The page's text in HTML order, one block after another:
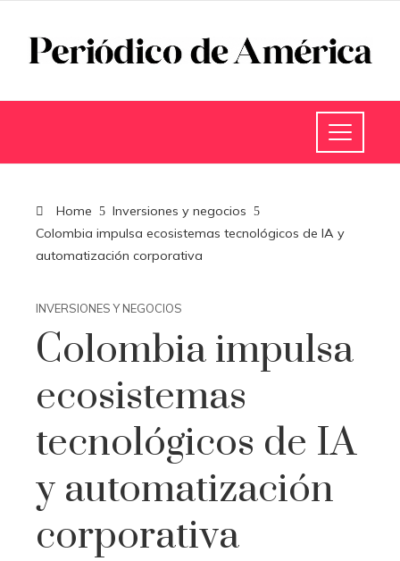
Home
Inversiones y negocios
Colombia impulsa ecosistemas tecnológicos de IA y
automatización corporativa
INVERSIONES Y NEGOCIOS
Colombia impulsa
ecosistemas
tecnológicos de IA
y automatización
corporativa